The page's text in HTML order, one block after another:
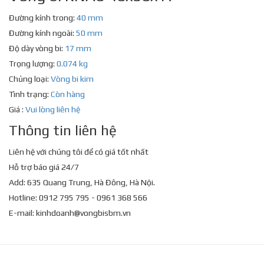
Đường kính trong: 40 mm
Đường kính ngoài: 50 mm
Độ dày vòng bi: 17 mm
Trọng lượng: 0.074 kg
Chủng loại: Vòng bi kim
Tình trạng: Còn hàng
Giá : Vui lòng liên hệ
Thông tin liên hệ
Liên hệ với chúng tôi để có giá tốt nhất
Hỗ trợ báo giá 24/7
Add: 635 Quang Trung, Hà Đông, Hà Nội.
Hotline: 0912 795 795 - 0961 368 566
E-mail: kinhdoanh@vongbisbm.vn